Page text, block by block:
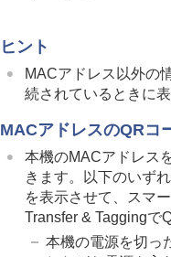
Wi-Fi接続
アクセスポイ
Wi-Fi周波数帯
SSID・PWリ
Bluetooth設定
Bluetoothリモ
有線LAN（
USB LAN/テザ
ヒント
MACアドレス以外の
続されているときに表
MACアドレスのQRコ
本機のMACアドレス
きます。以下のいず
を表示させて、スマ
Transfer & Taggingで
本機の電源を切っ